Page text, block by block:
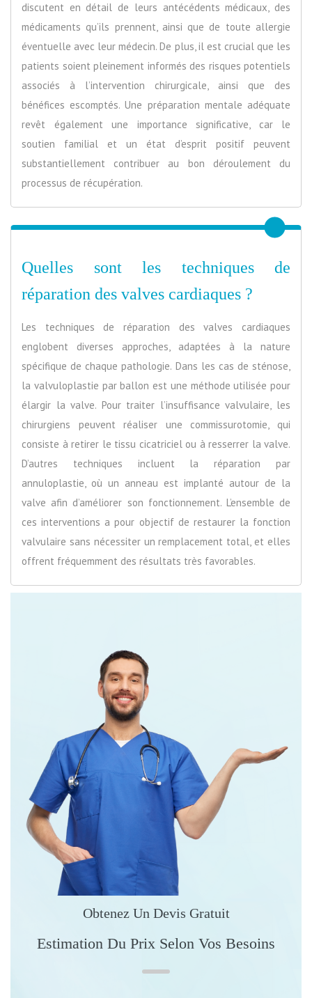
discutent en détail de leurs antécédents médicaux, des
médicaments qu’ils prennent, ainsi que de toute allergie
éventuelle avec leur médecin. De plus, il est crucial que les
patients soient pleinement informés des risques potentiels
associés à l’intervention chirurgicale, ainsi que des
bénéfices escomptés. Une préparation mentale adéquate
revêt également une importance significative, car le
soutien familial et un état d’esprit positif peuvent
substantiellement contribuer au bon déroulement du
processus de récupération.
Quelles sont les techniques de
réparation des valves cardiaques ?
Les techniques de réparation des valves cardiaques
englobent diverses approches, adaptées à la nature
spécifique de chaque pathologie. Dans les cas de sténose,
la valvuloplastie par ballon est une méthode utilisée pour
élargir la valve. Pour traiter l’insuffisance valvulaire, les
chirurgiens peuvent réaliser une commissurotomie, qui
consiste à retirer le tissu cicatriciel ou à resserrer la valve.
D’autres techniques incluent la réparation par
annuloplastie, où un anneau est implanté autour de la
valve afin d’améliorer son fonctionnement. L’ensemble de
ces interventions a pour objectif de restaurer la fonction
valvulaire sans nécessiter un remplacement total, et elles
offrent fréquemment des résultats très favorables.
Obtenez Un Devis Gratuit
Estimation Du Prix Selon Vos Besoins